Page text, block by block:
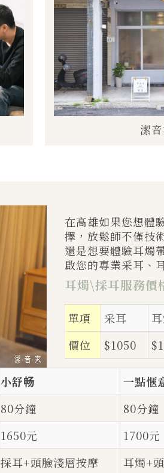
潔
在高雄如果您想體
擇，放鬆師不僅技
還是想要體驗耳燭
啟您的專業采耳、
耳燭\採耳服務價
單項 采耳
價位
$1050
小舒畅 一點愜
80分鐘 80分鐘
1650元 1700元
採耳+頭臉淺層按摩 耳燭+